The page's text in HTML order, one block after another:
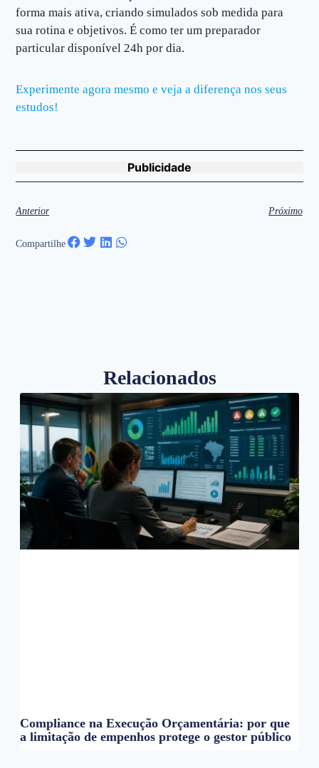
forma mais ativa, criando simulados sob medida para
sua rotina e objetivos. É como ter um preparador
particular disponível 24h por dia.
Experimente agora mesmo e veja a diferença nos seus
estudos!
Publicidade
Anterior Próximo
Compartilhe
Relacionados
Compliance na Execução Orçamentária: por que
a limitação de empenhos protege o gestor público